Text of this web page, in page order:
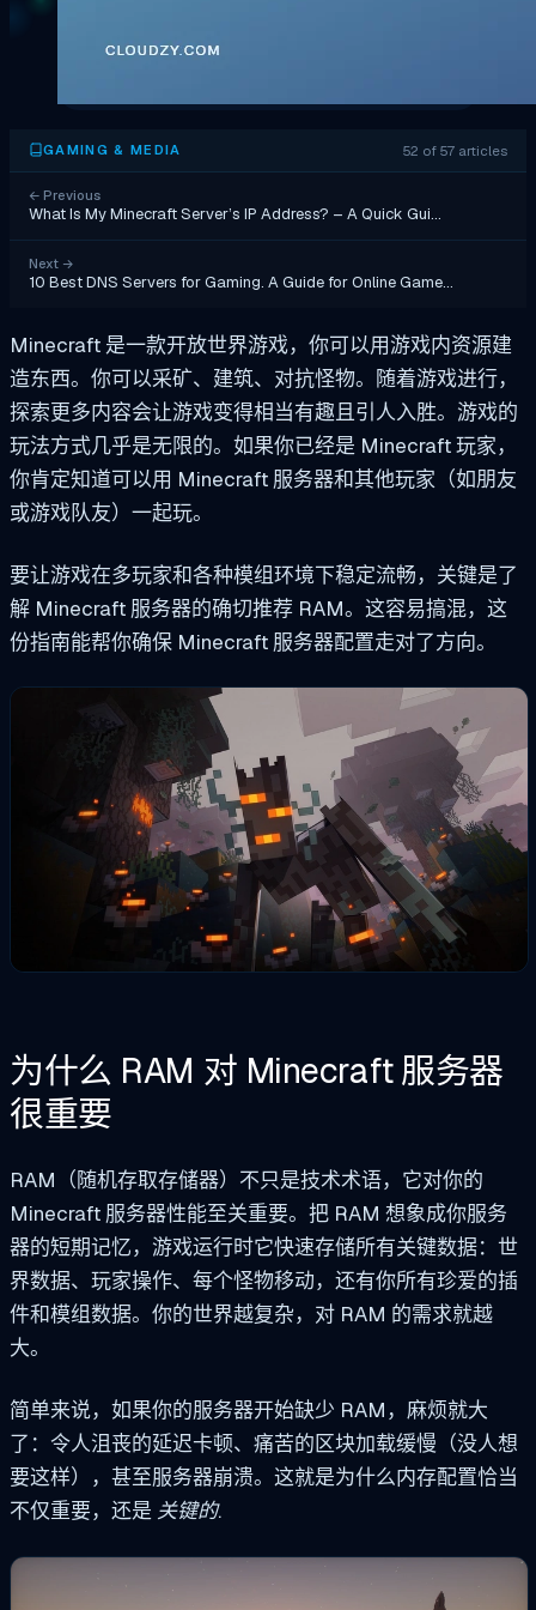
GAMING & MEDIA 52 of 57 articles
← Previous
What Is My Minecraft Server’s IP Address? – A Quick Gui…
Next →
10 Best DNS Servers for Gaming. A Guide for Online Game…
Minecraft 是一款开放世界游戏，你可以用游戏内资源建
造东西。你可以采矿、建筑、对抗怪物。随着游戏进行，
探索更多内容会让游戏变得相当有趣且引人入胜。游戏的
玩法方式几乎是无限的。如果你已经是 Minecraft 玩家，
你肯定知道可以用 Minecraft 服务器和其他玩家（如朋友
或游戏队友）一起玩。
要让游戏在多玩家和各种模组环境下稳定流畅，关键是了
解 Minecraft 服务器的确切推荐 RAM。这容易搞混，这
份指南能帮你确保 Minecraft 服务器配置走对了方向。
为什么 RAM 对 Minecraft 服务器
很重要
RAM（随机存取存储器）不只是技术术语，它对你的
Minecraft 服务器性能至关重要。把 RAM 想象成你服务
器的短期记忆，游戏运行时它快速存储所有关键数据：世
界数据、玩家操作、每个怪物移动，还有你所有珍爱的插
件和模组数据。你的世界越复杂，对 RAM 的需求就越
大。
简单来说，如果你的服务器开始缺少 RAM，麻烦就大
了：令人沮丧的延迟卡顿、痛苦的区块加载缓慢（没人想
要这样），甚至服务器崩溃。这就是为什么内存配置恰当
不仅重要，还是 关键的.